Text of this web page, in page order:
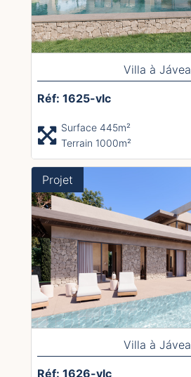
Villa à Jávea
Réf: 1625-vlc
Surface 445m²
Terrain 1000m²
Projet
Villa à Jávea
Réf: 1626-vlc